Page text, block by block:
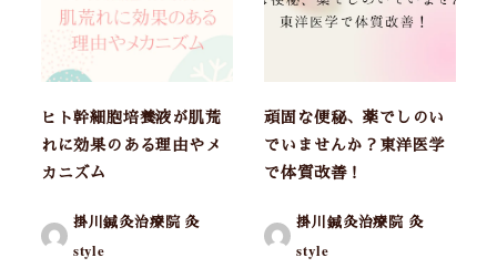
ヒト幹細胞培養液が肌荒
れに効果のある理由やメ
カニズム
掛川鍼灸治療院 灸
style
頑固な便秘、薬でしのい
でいませんか？東洋医学
で体質改善！
掛川鍼灸治療院 灸
style